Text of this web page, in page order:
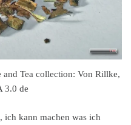
Tea collection: Von Rillke,
3.0 de
ich kann machen was ich